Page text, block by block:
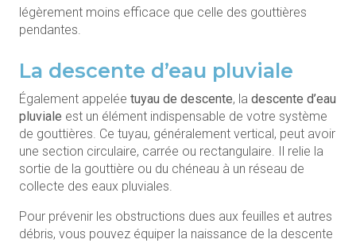
légèrement moins efficace que celle des gouttières
pendantes.
La descente d’eau pluviale
Également appelée tuyau de descente, la descente d’eau
pluviale est un élément indispensable de votre système
de gouttières. Ce tuyau, généralement vertical, peut avoir
une section circulaire, carrée ou rectangulaire. Il relie la
sortie de la gouttière ou du chéneau à un réseau de
collecte des eaux pluviales.
Pour prévenir les obstructions dues aux feuilles et autres
débris, vous pouvez équiper la naissance de la descente